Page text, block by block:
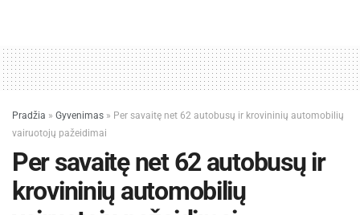
Pradžia » Gyvenimas » Per savaitę net 62 autobusų ir krovininių automobilių
vairuotojų pažeidimai
Per savaitę net 62 autobusų ir
krovininių automobilių